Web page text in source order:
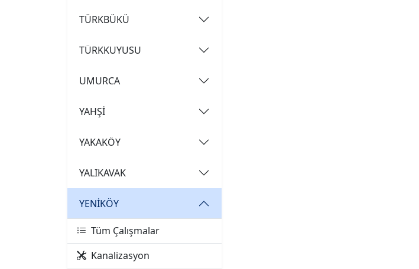
TÜRKBÜKÜ
TÜRKKUYUSU
UMURCA
YAHŞİ
YAKAKÖY
YALIKAVAK
YENİKÖY
Tüm Çalışmalar
Kanalizasyon